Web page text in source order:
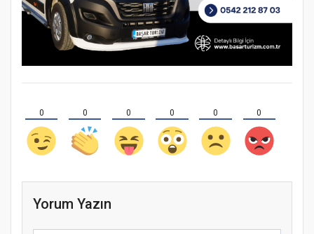
0 0 0 0 0 0
Yorum Yazın